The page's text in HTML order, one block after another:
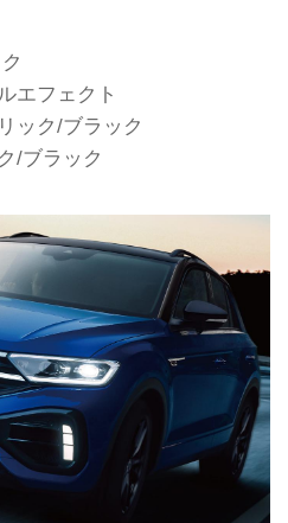
エフェクト
ック/ブラック
/ブラック